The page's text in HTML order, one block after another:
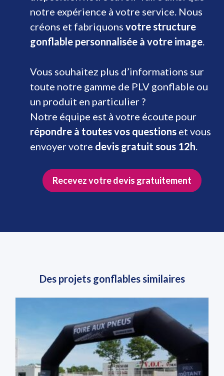
notre expérience à votre service. Nous
créons et fabriquons votre structure
gonflable personnalisée à votre image.
Vous souhaitez plus d’informations sur
toute notre gamme de PLV gonflable ou
un produit en particulier ?
Notre équipe est à votre écoute pour
répondre à toutes vos questions et vous
envoyer votre devis gratuit sous 12h.
Recevez votre devis gratuitement
Des projets gonflables similaires